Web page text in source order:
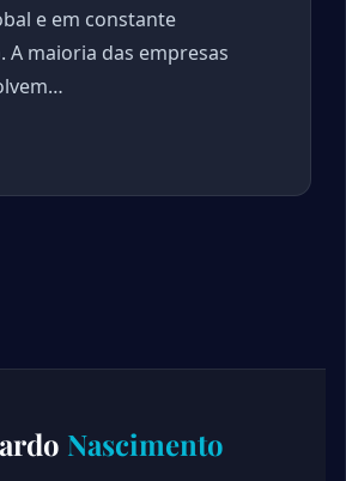
e em constante
A maioria das empresas
Nascimento